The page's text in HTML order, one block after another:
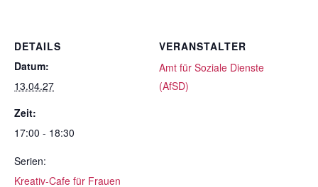
DETAILS
Datum:
13.04.27
Zeit:
17:00 - 18:30
Serien:
Kreativ-Cafe für Frauen
VERANSTALTER
Amt für Soziale Dienste
(AfSD)